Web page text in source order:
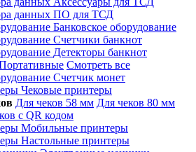
ПО для ТСД
Банковское оборудование
Счетчики банкнот
Детекторы банкнот
Смотреть все
Счетчик монет
Чековые принтеры
Для чеков 58 мм Для чеков 80 мм
с QR кодом
Мобильные принтеры
Настольные принтеры